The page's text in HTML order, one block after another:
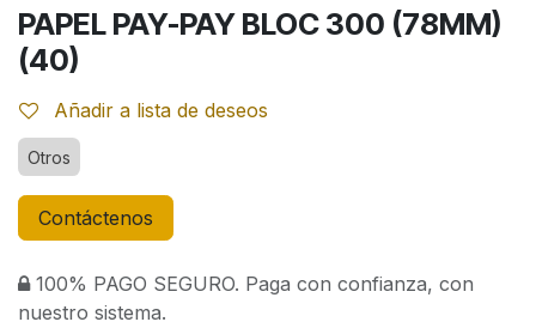
PAPEL PAY-PAY BLOC 300 (78MM)
(40)
Añadir a lista de deseos
Otros
Contáctenos
100% PAGO SEGURO. Paga con confianza, con
nuestro sistema.